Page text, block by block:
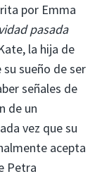
por Emma
pasada
la hija de
sueño de ser
señales de
de un
vez que su
acepta
Petra